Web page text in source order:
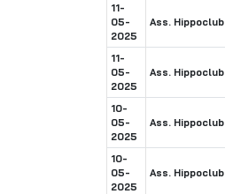
11-
05-
2025
Ass. Hippoclub
11-
05-
2025
Ass. Hippoclub
10-
05-
2025
Ass. Hippoclub
10-
05-
2025
Ass. Hippoclub